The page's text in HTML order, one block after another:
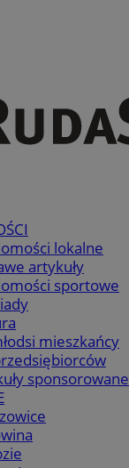
lokalne
artykuły
sportowe
mieszkańcy
sponsorowane